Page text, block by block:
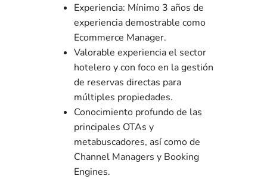
Experiencia: Mínimo 3 años de
experiencia demostrable como
Ecommerce Manager.
Valorable experiencia el sector
hotelero y con foco en la gestión
de reservas directas para
múltiples propiedades.
Conocimiento profundo de las
principales OTAs y
metabuscadores, así como de
Channel Managers y Booking
Engines.